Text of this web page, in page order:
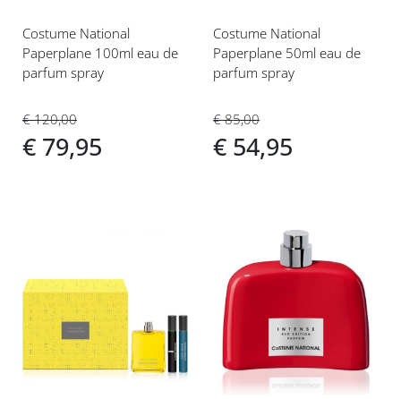
Costume National
Paperplane 100ml eau de
parfum spray
€ 120,00
€ 79,95
Costume National
Paperplane 50ml eau de
parfum spray
€ 85,00
€ 54,95
toe
aan
verlanglijst
Voeg
toe
aan
verlanglijst